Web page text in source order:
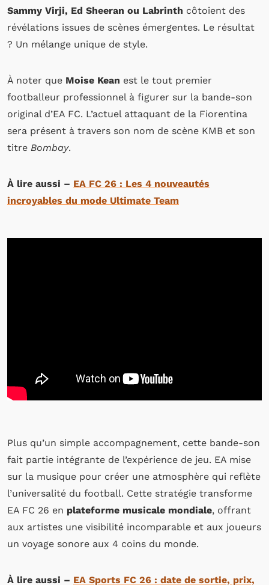
Sammy Virji, Ed Sheeran ou Labrinth côtoient des
révélations issues de scènes émergentes. Le résultat
? Un mélange unique de style.
À noter que Moise Kean est le tout premier
footballeur professionnel à figurer sur la bande-son
original d’EA FC. L’actuel attaquant de la Fiorentina
sera présent à travers son nom de scène KMB et son
titre Bombay.
À lire aussi – EA FC 26 : Les 4 nouveautés
incroyables du mode Ultimate Team
Plus qu’un simple accompagnement, cette bande-son
fait partie intégrante de l’expérience de jeu. EA mise
sur la musique pour créer une atmosphère qui reflète
l’universalité du football. Cette stratégie transforme
EA FC 26 en plateforme musicale mondiale, offrant
aux artistes une visibilité incomparable et aux joueurs
un voyage sonore aux 4 coins du monde.
À lire aussi – EA Sports FC 26 : date de sortie, prix,